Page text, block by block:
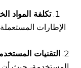
تكلفة المواد
الإطارات
التقنيات